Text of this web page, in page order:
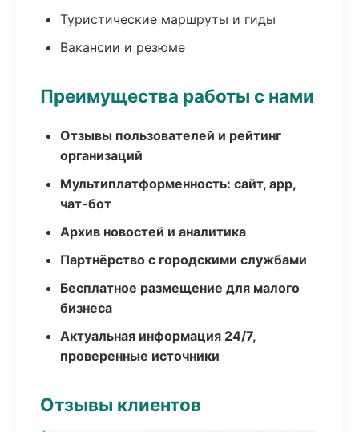
Туристические маршруты и гиды
Вакансии и резюме
Преимущества работы с нами
Отзывы пользователей и рейтинг
организаций
Мультиплатформенность: сайт, app,
чат-бот
Архив новостей и аналитика
Партнёрство с городскими службами
Бесплатное размещение для малого
бизнеса
Актуальная информация 24/7,
проверенные источники
Отзывы клиентов